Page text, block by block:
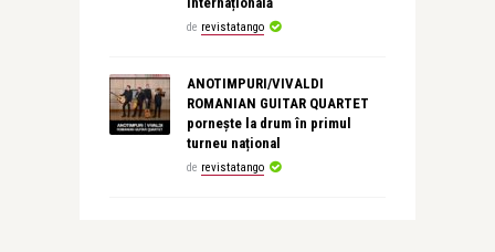
de revistatango
ANOTIMPURI/VIVALDI
ROMANIAN GUITAR QUARTET
pornește la drum în primul
turneu național
de revistatango